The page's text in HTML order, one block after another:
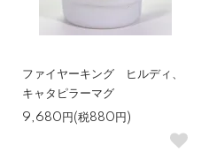
ファイヤーキング ヒルディ、
キャタピラーマグ
9,680円(税880円)